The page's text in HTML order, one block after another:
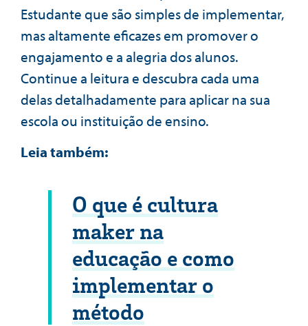
Estudante que são simples de implementar,
mas altamente eficazes em promover o
engajamento e a alegria dos alunos.
Continue a leitura e descubra cada uma
delas detalhadamente para aplicar na sua
escola ou instituição de ensino.
Leia também:
O que é cultura
maker na
educação e como
implementar o
método